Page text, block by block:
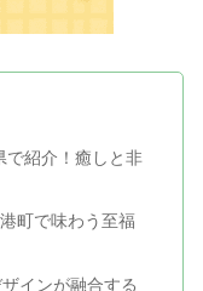
で紹介！癒しと非
町で味わう至福
インが融合する